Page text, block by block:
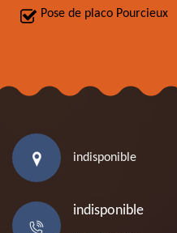
Pose de placo Pourcieux
indisponible
indisponible